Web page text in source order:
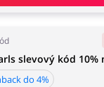
slevový kód 10%
do 4%